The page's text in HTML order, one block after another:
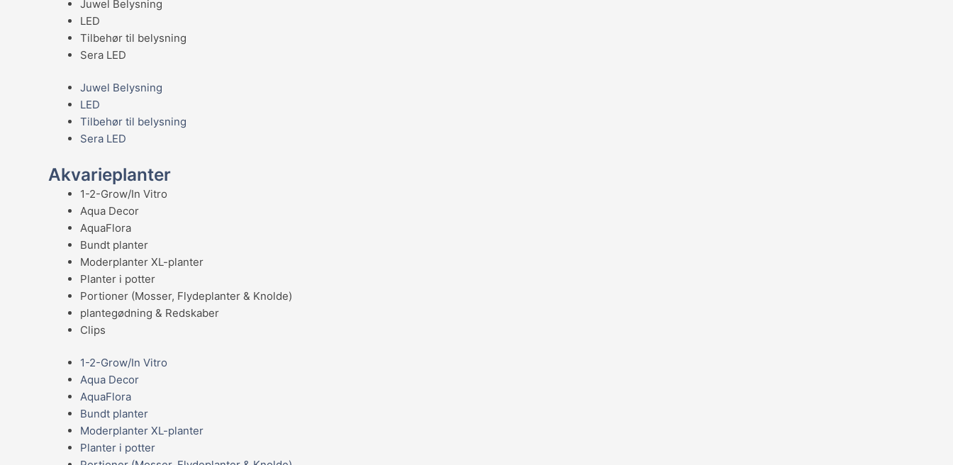
Juwel Belysning
LED
Tilbehør til belysning
Sera LED
Juwel Belysning
LED
Tilbehør til belysning
Sera LED
Akvarieplanter
1-2-Grow/In Vitro
Aqua Decor
AquaFlora
Bundt planter
Moderplanter XL-planter
Planter i potter
Portioner (Mosser, Flydeplanter & Knolde)
plantegødning & Redskaber
Clips
1-2-Grow/In Vitro
Aqua Decor
AquaFlora
Bundt planter
Moderplanter XL-planter
Planter i potter